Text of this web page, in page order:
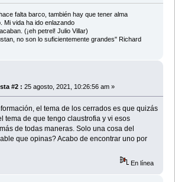
falta barco, también hay que tener alma
Mi vida ha ido enlazando
(¡eh petrel! Julio Villar)
no son lo suficientemente grandes" Richard
#2 : 25 agosto, 2021, 10:26:56 am »
el tema de los cerrados es que quizás
tema de que tengo claustrofia y vi esos
de todas maneras. Solo una cosa del
que opinas? Acabo de encontrar uno por
En línea